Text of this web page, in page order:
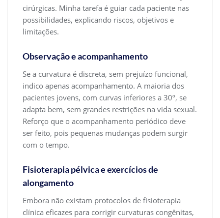
cirúrgicas. Minha tarefa é guiar cada paciente nas
possibilidades, explicando riscos, objetivos e
limitações.
Observação e acompanhamento
Se a curvatura é discreta, sem prejuízo funcional,
indico apenas acompanhamento. A maioria dos
pacientes jovens, com curvas inferiores a 30º, se
adapta bem, sem grandes restrições na vida sexual.
Reforço que o acompanhamento periódico deve
ser feito, pois pequenas mudanças podem surgir
com o tempo.
Fisioterapia pélvica e exercícios de
alongamento
Embora não existam protocolos de fisioterapia
clínica eficazes para corrigir curvaturas congênitas,